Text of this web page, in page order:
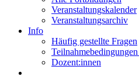
Veranstaltungskalender
Veranstaltungsarchiv
Info
Häufig gestellte Fragen
Dozent:innen